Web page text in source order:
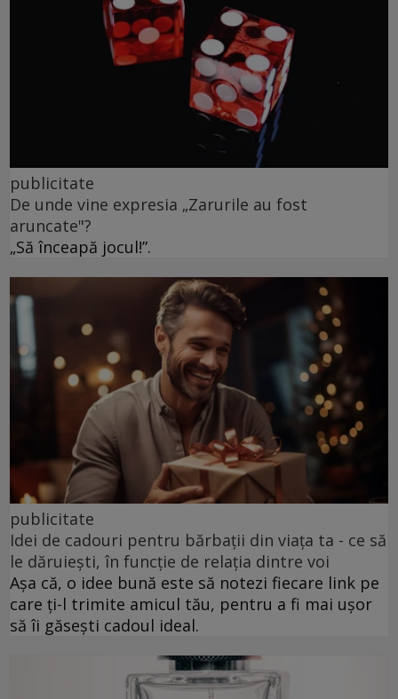
publicitate
De unde vine expresia „Zarurile au fost
aruncate"?
„Să înceapă jocul!”.
publicitate
Idei de cadouri pentru bărbații din viața ta - ce să
le dăruiești, în funcție de relația dintre voi
Așa că, o idee bună este să notezi fiecare link pe
care ți-l trimite amicul tău, pentru a fi mai ușor
să îi găsești cadoul ideal.